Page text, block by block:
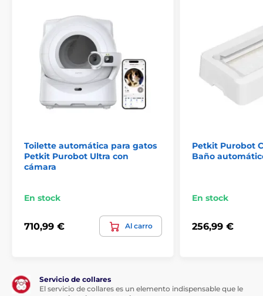
Dos modos de trabajo inteligentes
Para proporcionar una mayor protección y un
retorno de aire fresco, se han diseñado dos modos
de trabajo diferentes:
problema en su origen.
Toilette automática para gatos
Petkit Purobot Ultra con
cámara
En stock
710,99 € Al carro
Petkit Purobot
Baño
En stock
256,99 €
Servicio de collares
El servicio de collares es un elemento indispensable que le